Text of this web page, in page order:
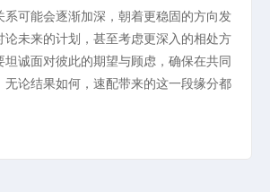
系可能会逐渐加深，朝着更稳固的方向发
论未来的计划，甚至考虑更深入的相处方
坦诚面对彼此的期望与顾虑，确保在共同
无论结果如何，速配带来的这一段缘分都